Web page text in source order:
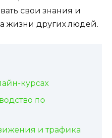
свои знания и
жизни других людей.
курсах
по
и трафика